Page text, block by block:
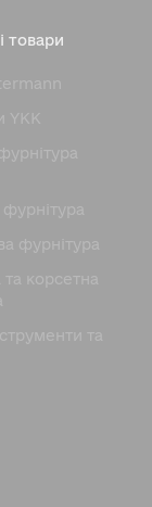
товари
YKK
фурнітура
корсетна
та